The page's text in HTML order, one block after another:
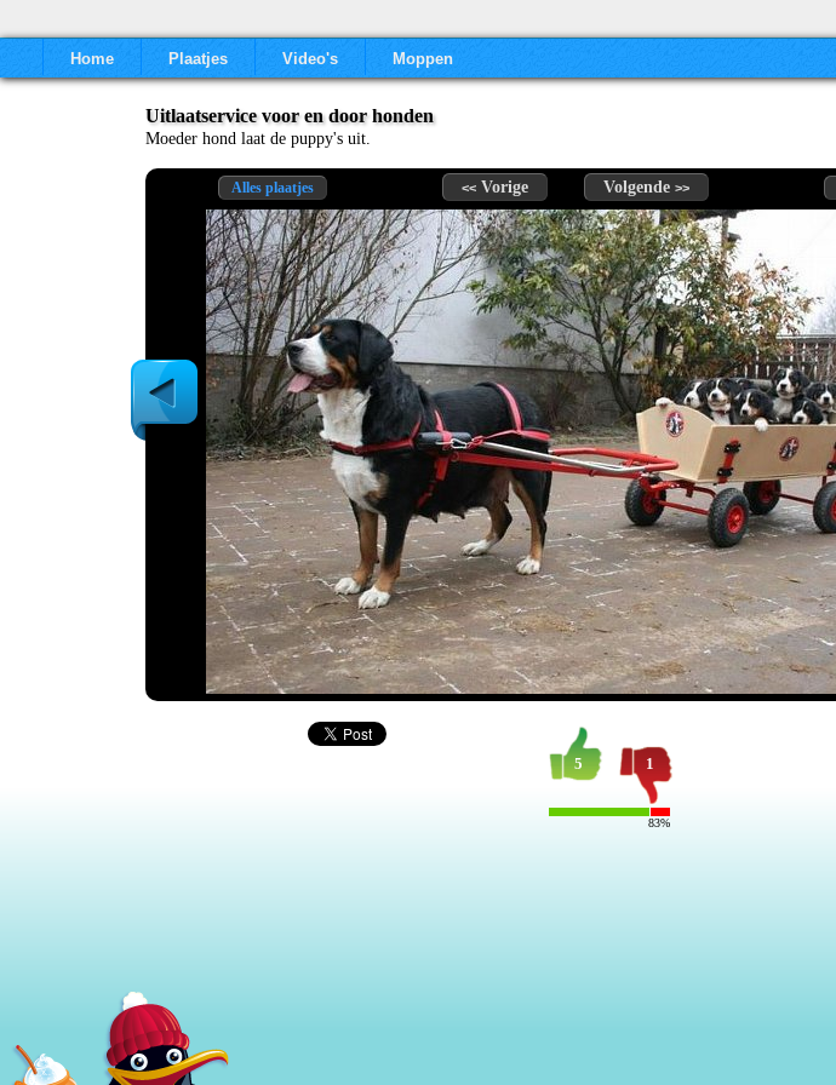
Home Plaatjes Video's Moppen
Uitlaatservice voor en door honden
Moeder hond laat de puppy's uit.
Alles plaatjes <<Vorige Volgende >>
5 1
83%